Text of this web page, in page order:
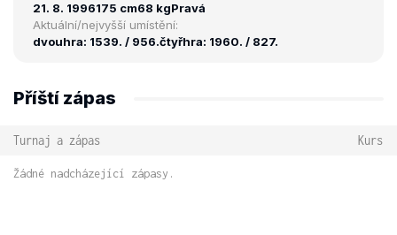
21. 8. 1996175 cm68 kgPravá
Aktuální/nejvyšší umístění:
dvouhra: 1539. / 956.čtyřhra: 1960. / 827.
Příští zápas
Turnaj a zápas Kurs
Žádné nadcházející zápasy.